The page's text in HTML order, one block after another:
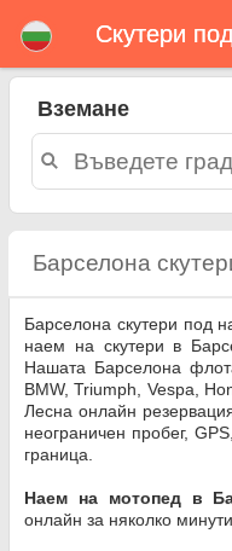
наем
Барселона скутери под наем - ценова листа.
Нашата Барселона флота се състои се от нови
граница.
Скутери
Вземане
Барселона
Барселона скутери под
наем на скутери в
Нашата Барселона
BMW, Triumph, Vespa,
Лесна онлайн
неограничен пробег,
граница.
Наем на мотопед в
онлайн за няколко минути.